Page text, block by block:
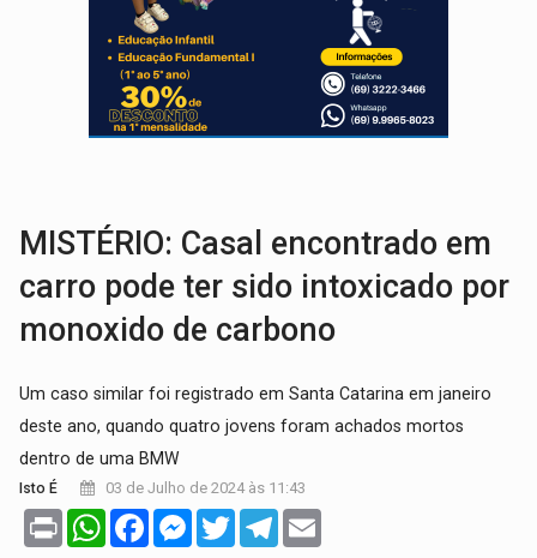
TRANSPARÊNCIA: TCE reúne candidatos ao Governo e apresenta
ELAS DECIDEM: Mulheres são maioria e representam 52% do eleitorado de
NO CARRO: Homem é preso com pistola 9mm durante abordagem da Força
MISTÉRIO: Casal encontrado em
carro pode ter sido intoxicado por
monoxido de carbono
Um caso similar foi registrado em Santa Catarina em janeiro
deste ano, quando quatro jovens foram achados mortos
dentro de uma BMW
Isto É 03 de Julho de 2024 às 11:43
Print WhatsAppFacebookMessenger
TwitterTelegram